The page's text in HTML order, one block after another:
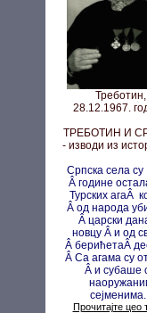
Треботин,
28.12.1967.
ТРЕБОТИН И
- изводи из
Српска села су
Â године
Турских агаÂ
Â од народа
Â царски
новцу Â и од
Â берићетаÂ
Â Са агама су
Â и субаше
Прочитајте цео